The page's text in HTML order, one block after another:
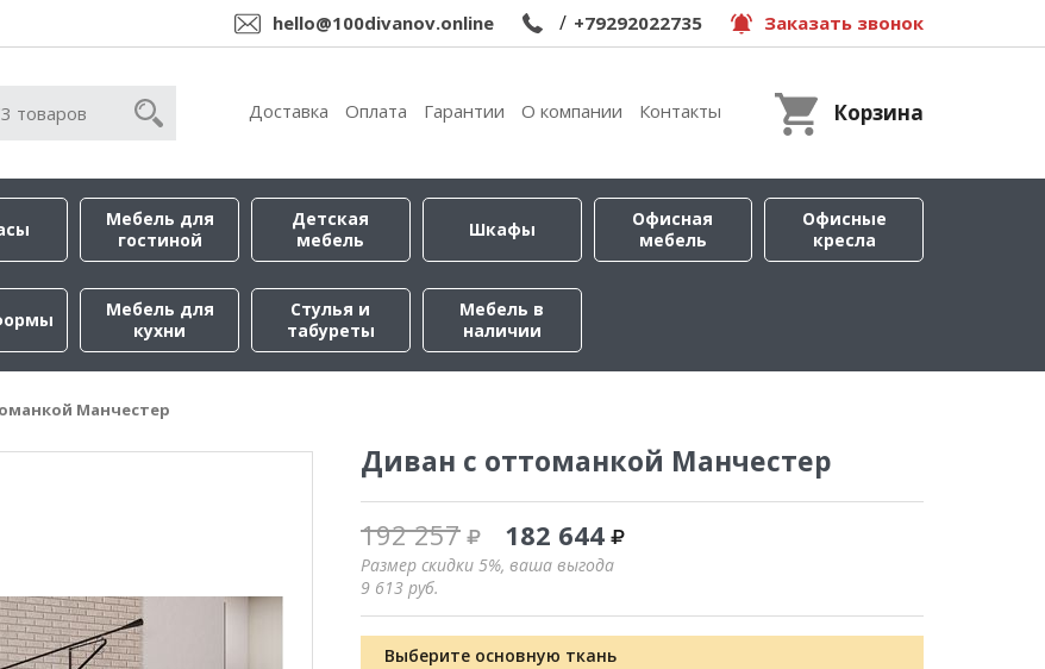
hello@100divanov.online / +79292022735 Заказать звонок
Доставка Оплата Гарантии О компании Контакты Корзина
Мебель для
гостиной
Детская
мебель
Шкафы
Офисная
мебель
Офисные
кресла
Мебель для
кухни
Стулья и
табуреты
Мебель в
наличии
Манчестер
Диван с оттоманкой Манчестер
192 257 182 644
Размер скидки 5%, ваша выгода
9 613 руб.
Выберите основную ткань